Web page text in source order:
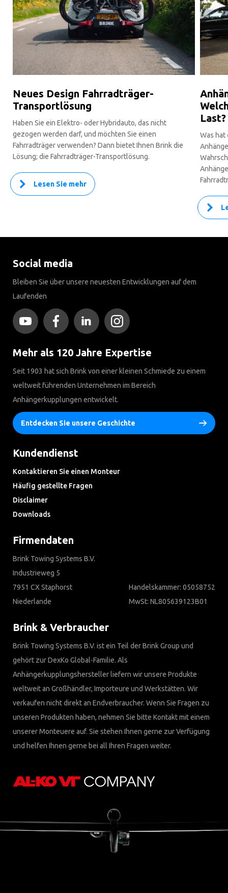
Neues Design Fahrradträger-
Transportlösung
Haben Sie ein Elektro- oder Hybridauto, das nicht
gezogen werden darf, und möchten Sie einen
Fahrradträger verwenden? Dann bietet Ihnen Brink die
Lösung; die Fahrradträger-Transportlösung.
Lesen Sie mehr
Last?
Was
Social media
Bleiben Sie über unsere neuesten Entwicklungen auf dem
Laufenden
Mehr als 120 Jahre Expertise
Seit 1903 hat sich Brink von einer kleinen Schmiede zu einem
weltweit führenden Unternehmen im Bereich
Anhängerkupplungen entwickelt.
Entdecken Sie unsere Geschichte
Kundendienst
Kontaktieren Sie einen Monteur
Häufig gestellte Fragen
Disclaimer
Downloads
Firmendaten
Brink Towing Systems B.V.
Industrieweg 5
7951 CX Staphorst
Niederlande
Handelskammer: 05058752
MwSt: NL805639123B01
Brink & Verbraucher
Brink Towing Systems B.V. ist ein Teil der Brink Group und
gehört zur DexKo Global-Familie. Als
Anhängerkupplungshersteller liefern wir unsere Produkte
weltweit an Großhändler, Importeure und Werkstätten. Wir
verkaufen nicht direkt an Endverbraucher. Wenn Sie Fragen zu
unseren Produkten haben, nehmen Sie bitte Kontakt mit einem
unserer Monteuere auf. Sie stehen Ihnen gerne zur Verfügung
und helfen Ihnen gerne bei all Ihren Fragen weiter.